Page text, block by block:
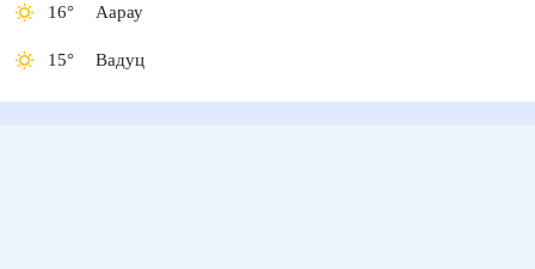
16° Аарау
15° Вадуц